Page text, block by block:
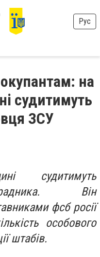
Рус
на
судитимуть
ЗСУ
судитимуть
зрадника. Він
фсб росії
особового
штабів.